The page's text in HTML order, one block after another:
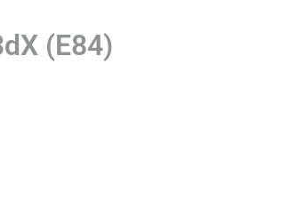
(E84)